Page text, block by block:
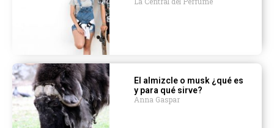
El almizcle o musk ¿qué es
y para qué sirve?
Anna Gaspar